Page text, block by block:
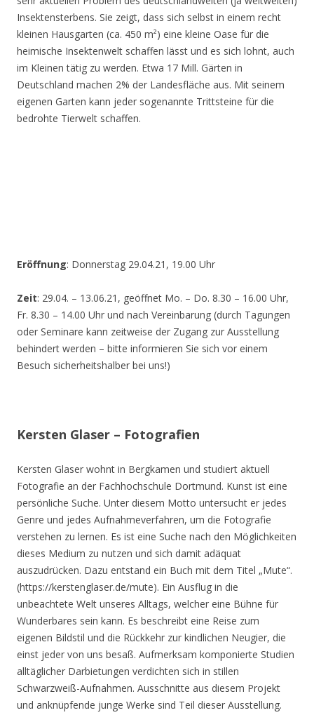
Insektensterbens. Sie zeigt, dass sich selbst in einem recht
kleinen Hausgarten (ca. 450 m²) eine kleine Oase für die
heimische Insektenwelt schaffen lässt und es sich lohnt, auch
im Kleinen tätig zu werden. Etwa 17 Mill. Gärten in
Deutschland machen 2% der Landesfläche aus. Mit seinem
eigenen Garten kann jeder sogenannte Trittsteine für die
bedrohte Tierwelt schaffen.
Eröffnung: Donnerstag 29.04.21, 19.00 Uhr
Zeit: 29.04. – 13.06.21, geöffnet Mo. – Do. 8.30 – 16.00 Uhr,
Fr. 8.30 – 14.00 Uhr und nach Vereinbarung (durch Tagungen
oder Seminare kann zeitweise der Zugang zur Ausstellung
behindert werden – bitte informieren Sie sich vor einem
Besuch sicherheitshalber bei uns!)
Kersten Glaser – Fotografien
Kersten Glaser wohnt in Bergkamen und studiert aktuell
Fotografie an der Fachhochschule Dortmund. Kunst ist eine
persönliche Suche. Unter diesem Motto untersucht er jedes
Genre und jedes Aufnahmeverfahren, um die Fotografie
verstehen zu lernen. Es ist eine Suche nach den Möglichkeiten
dieses Medium zu nutzen und sich damit adäquat
auszudrücken. Dazu entstand ein Buch mit dem Titel „Mute“.
(https://kerstenglaser.de/mute). Ein Ausflug in die
unbeachtete Welt unseres Alltags, welcher eine Bühne für
Wunderbares sein kann. Es beschreibt eine Reise zum
eigenen Bildstil und die Rückkehr zur kindlichen Neugier, die
einst jeder von uns besaß. Aufmerksam komponierte Studien
alltäglicher Darbietungen verdichten sich in stillen
Schwarzweiß-Aufnahmen. Ausschnitte aus diesem Projekt
und anknüpfende junge Werke sind Teil dieser Ausstellung.